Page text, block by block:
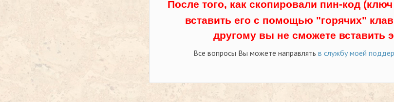
После того, как скопировали пин-код
вставить его с помощью "горячих"
другому вы не сможете вставить
Все вопросы Вы можете направлять в службу моей